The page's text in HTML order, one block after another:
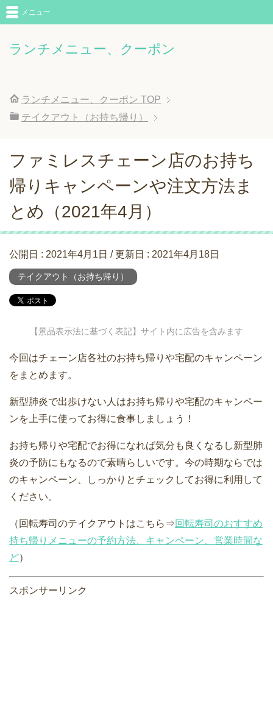
ランチメニュー、クーポン
メニュー
ランチメニュー、クーポン TOP
テイクアウト（お持ち帰り）
ファミレスチェーン店のお持ち
帰りキャンペーンや注文方法ま
とめ（2021年4月）
公開日 : 2021年4月1日 / 更新日 : 2021年4月18日
テイクアウト（お持ち帰り）
【景品表示法に基づく表記】サイト内に広告を含みます
今回はチェーン店各社のお持ち帰りや宅配のキャンペーン
をまとめます。
新型肺炎で出歩けない人はお持ち帰りや宅配のキャンペー
ンを上手に使ってお得に食事しましょう！
お持ち帰りや宅配でお得になれば気分も良くなるし新型肺
炎の予防にもなるので素晴らしいです。今の時期ならでは
のキャンペーン、しっかりとチェックしてお得に利用して
ください。
（回転寿司のテイクアウトはこちら⇒回転寿司のおすすめ
持ち帰りメニューの予約方法、キャンペーン、営業時間な
ど）
スポンサーリンク